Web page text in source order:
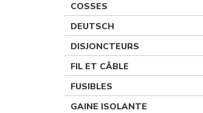
COSSES
DEUTSCH
DISJONCTEURS
FIL ET CÂBLE
FUSIBLES
GAINE ISOLANTE